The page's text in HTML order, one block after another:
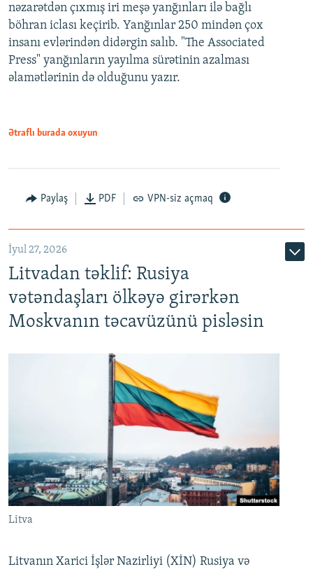
nəzarətdən çıxmış iri meşə yanğınları ilə bağlı
böhran iclası keçirib. Yanğınlar 250 mindən çox
insanı evlərindən didərgin salıb. "The Associated
Press" yanğınların yayılma sürətinin azalması
əlamətlərinin də olduğunu yazır.
Ətraflı burada oxuyun
Paylaş PDF VPN-siz açmaq
İyul 27, 2026
Litvadan təklif: Rusiya
vətəndaşları ölkəyə girərkən
Moskvanın təcavüzünü pisləsin
Litva
Litvanın Xarici İşlər Nazirliyi (XİN) Rusiya və